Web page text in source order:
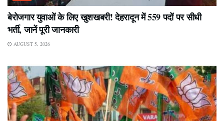
बेरोजगार युवाओं के लिए खुशखबरी! देहरादून में 559 पदों पर सीधी
भर्ती, जानें पूरी जानकारी
AUGUST 5, 2026